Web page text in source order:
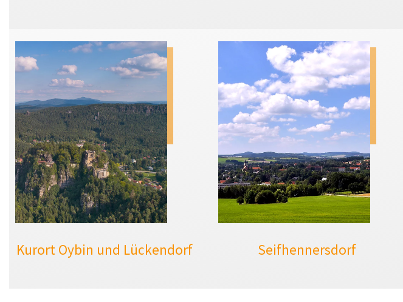
Kurort Oybin und Lückendorf Seifhennersdorf